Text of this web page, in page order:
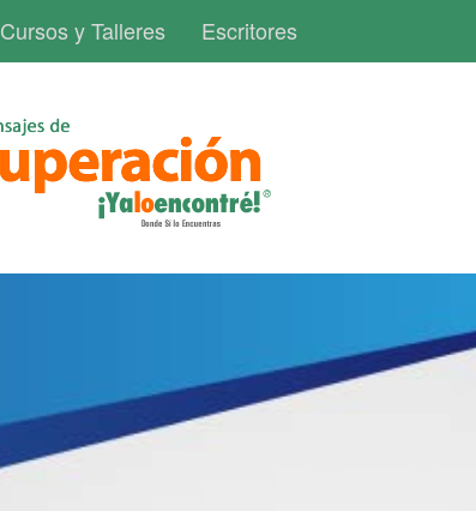
Cursos y Talleres Escritores